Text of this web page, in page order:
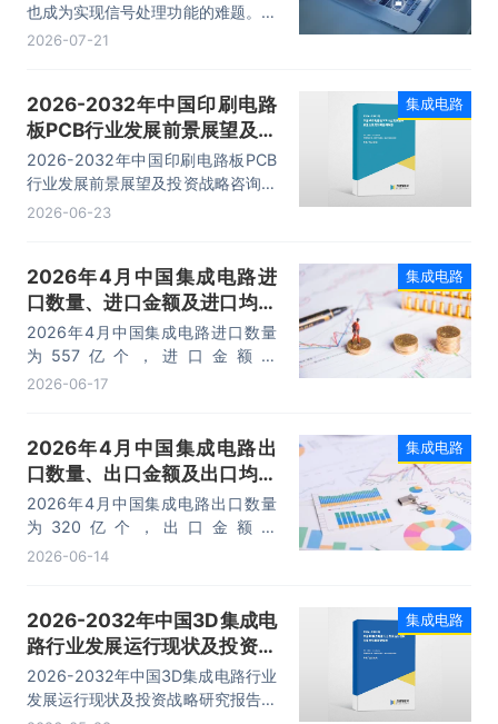
也成为实现信号处理功能的难题。韩
国首尔大学与首尔市立大学联合研究
度，让其“慢下来”，同时实现对光信
号传输特性的实时调控。这突破了传
统光学延迟结构难以灵活调控的限
制，有望推动下一代AI计算、光通信
发
2026-07-21
2026-2032年中国印刷电路
板PCB行业发展前景展望及投
资战略咨询报告
2026-2032年中国印刷电路板PCB
行业发展前景展望及投资战略咨询报
告，主要包括行业投资前景、投资机
2026-06-23
集成电路
2026年4月中国集成电路进
口数量、进口金额及进口均价
统计分析
2026年4月中国集成电路进口数量
为557亿个，进口金额为
5387094.7万美元，进口均价为1万
2026-06-17
集成电路
2026年4月中国集成电路出
口数量、出口金额及出口均价
统计分析
2026年4月中国集成电路出口数量
为320亿个，出口金额为
3108496.5万美元，出口均价为1万
2026-06-14
集成电路
2026-2032年中国3D集成电
路行业发展运行现状及投资战
略研究报告
2026-2032年中国3D集成电路行业
发展运行现状及投资战略研究报告，
集成电路